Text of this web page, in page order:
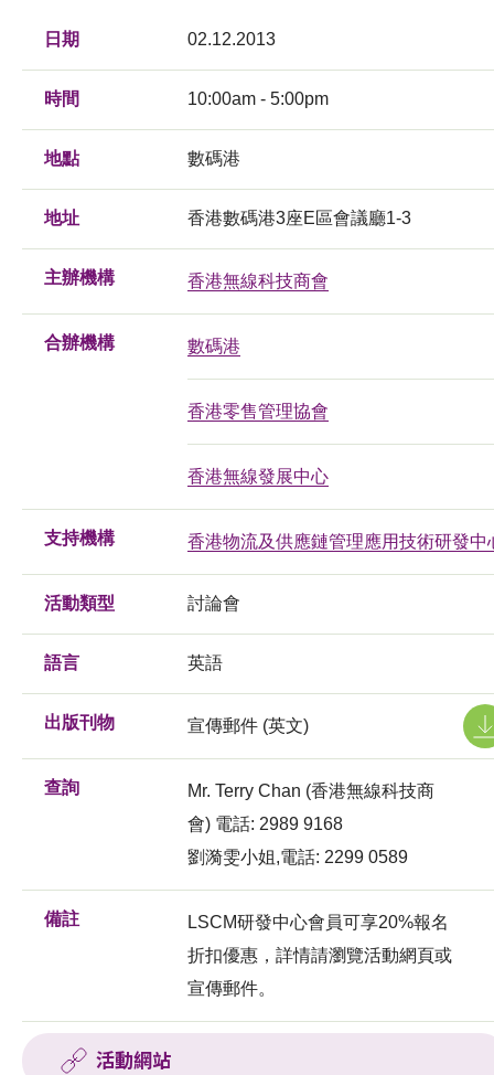
日期 02.12.2013
時間 10:00am - 5:00pm
地點 數碼港
地址 香港數碼港3座E區會議廳1-3
主辦機構 香港無線科技商會
合辦機構 數碼港
香港零售管理協會
香港無線發展中心
支持機構 香港物流及供應鏈管理應用技術研發中
活動類型 討論會
語言 英語
出版刊物 宣傳郵件 (英文)
查詢
Mr. Terry Chan (香港無線科技商
會) 電話: 2989 9168
劉漪雯小姐,電話: 2299 0589
備註
LSCM研發中心會員可享20%報名
折扣優惠，詳情請瀏覽活動網頁或
宣傳郵件。
活動網站